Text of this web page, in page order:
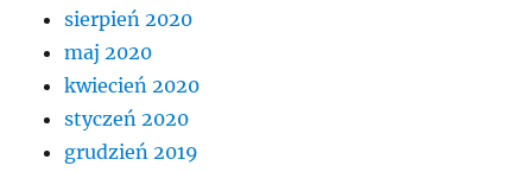
sierpień 2020
maj 2020
kwiecień 2020
styczeń 2020
grudzień 2019